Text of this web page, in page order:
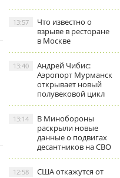
Что известно о
взрыве в ресторане
в Москве
13:57
Андрей Чибис:
Аэропорт Мурманск
открывает новый
полувековой цикл
13:40
В Минобороны
раскрыли новые
данные о подвигах
десантников на СВО
13:14
США откажутся от
12:58